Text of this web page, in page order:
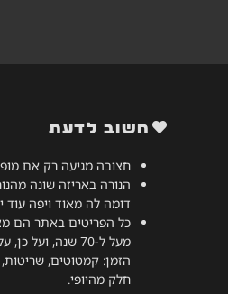
חשוב לדעת
חצובה מגיעה רק אם
הנורה באריזה שונה
דומה לה מאוד ויפה עוד
כל הפריטים באתר הם
מעל ל-70 שנה, ועל
הזמן: קמטוטים, שריטות,
חלק מהיופי.